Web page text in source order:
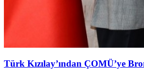
Türk Kızılay’ından ÇOMÜ’ye